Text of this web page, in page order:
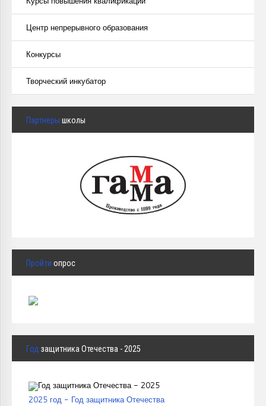
Центр непрерывного образования
Конкурсы
Творческий инкубатор
Партнёры школы
Пройти опрос
Год защитника Отечества - 2025
2025 год - Год защитника Отечества